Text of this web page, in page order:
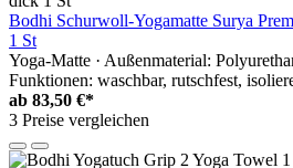
Bodhi Schurwoll-Yogamatte Surya
1 St
Yoga-Matte · Außenmaterial:
Funktionen: waschbar, rutschfest,
ab 83,50 €*
3 Preise vergleichen